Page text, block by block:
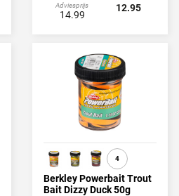
Adviesprijs
14.99
12.95
4
Berkley Powerbait Trout
Bait Dizzy Duck 50g